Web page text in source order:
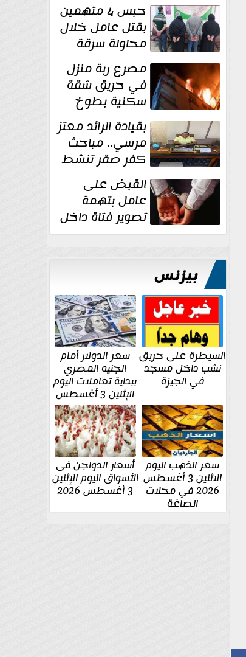
حبس 4 متهمين
بقتل عامل خلال
محاولة سرقة
دراجة نارية في
المنوفية مصرع ربة منزل
في حريق شقة
سكنية بطوخ
بقيادة الرائد معتز
مرسي.. مباحث
كفر صقر تنشط
بقوة وتوجه
ضربات أمنية... القبض على
عامل بتهمة
تصوير فتاة داخل
غرفة تغيير
بيزنس
السيطرة على حريق
نشب داخل مسجد
في الجيزة
سعر الدولار أمام
الجنيه المصري
ببداية تعاملات اليوم
الإثنين 3 أغسطس
سعر الذهب اليوم
الاثنين 3 أغسطس
2026 في محلات
الصاغة
أسعار الدواجن فى
الأسواق اليوم الإثنين
3 أغسطس 2026